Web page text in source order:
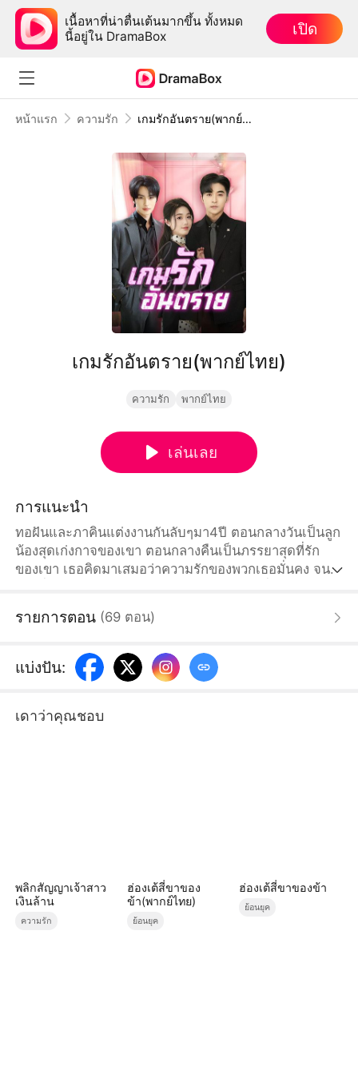
เนื้อหาที่น่าตื่นเต้นมากขึ้น ทั้งหมด
นี้อยู่ใน DramaBox
เปิด
หน้าแรก ความรัก เกมรักอันตราย(พากย์ไทย)
เกมรักอันตราย(พากย์ไทย)
ความรัก พากย์ไทย
เล่นเลย
การแนะนำ
ทอฝันและภาคินแต่งงานกันลับๆมา4ปี ตอนกลางวันเป็นลูก
น้องสุดเก่งกาจของเขา ตอนกลางคืนเป็นภรรยาสุดที่รัก
ของเขา เธอคิดมาเสมอว่าความรักของพวกเธอมั่นคง จน
เล่นในระหว่างไปทำงานนอกสถานที่ ทั้งยังยอมให้ระรินมา
ใจหย่าและเริ่มต้นใหม่
รายการตอน (69 ตอน)
แบ่งปัน:
เดาว่าคุณชอบ
พลิกสัญญาเจ้าสาว
เงินล้าน
ความรัก
ฮ่องเต้สี่ขาของ
ข้า(พากย์ไทย)
ย้อนยุค
ฮ่องเต้สี่ขาของข้า
ย้อนยุค